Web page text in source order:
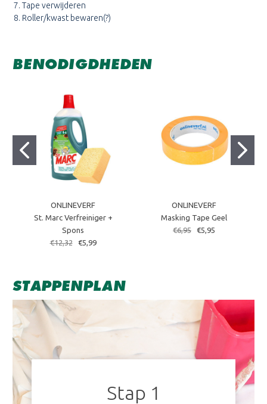
Tape verwijderen
Roller/kwast bewaren(?)
BENODIGDHEDEN
ONLINEVERF
St. Marc Verfreiniger +
Spons
€12,32
€5,99
ONLINEVERF
Masking Tape Geel
€6,95
€5,95
STAPPENPLAN
Stap 1